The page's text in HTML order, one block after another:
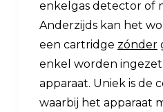
enkelgas detector of
Anderzijds kan het
een cartridge zónder
enkel worden
apparaat. Uniek is de
waarbij het apparaat